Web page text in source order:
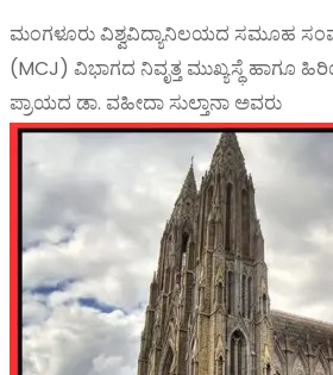
ಮಂಗಳೂರು ವಿಶ್ವವಿದ್ಯಾನಿಲಯದ ಸಮೂಹ
(MCJ) ವಿಭಾಗದ ನಿವೃತ್ತ ಮುಖ್ಯಸ್ಥೆ ಹಾಗೂ
ಪ್ರಾಯದ ಡಾ. ವಹೀದಾ ಸುಲ್ತಾನಾ ಅವರು